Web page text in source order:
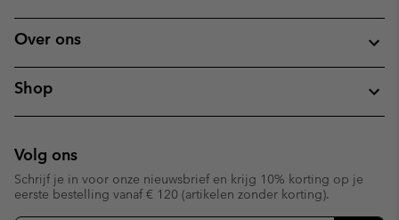
Over ons
Shop
Volg ons
Schrijf je in voor onze nieuwsbrief en krijg 10% korting op je
eerste bestelling vanaf € 120 (artikelen zonder korting).